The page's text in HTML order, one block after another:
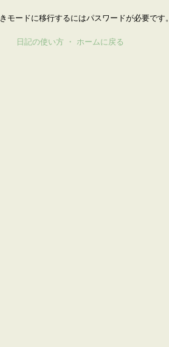
モードに移行するにはパスワードが必要です。
日記の使い方 ・ ホームに戻る